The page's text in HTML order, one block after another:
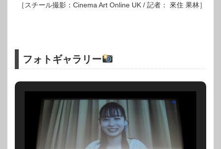
［スチール撮影：Cinema Art Online UK / 記者： 來住 果林］
フォトギャラリー